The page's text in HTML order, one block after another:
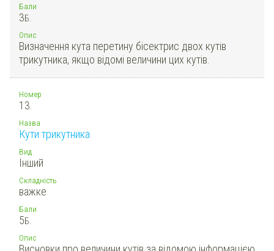
Бали
3Б.
Опис
Визначення кута перетину бісектрис двох кутів
трикутника, якщо відомі величини цих кутів.
Номер
13.
Назва
Кути трикутника
Вид
Інший
Складність
важке
Бали
5Б.
Опис